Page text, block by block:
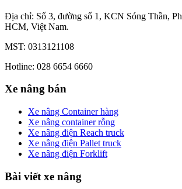
Địa chỉ: Số 3, đường số 1, KCN Sóng Thần,
HCM, Việt Nam.
MST: 0313121108
Hotline: 028 6654 6660
Xe nâng bán
Xe nâng Container hàng
Xe nâng container rỗng
Xe nâng điện Reach truck
Xe nâng điện Pallet truck
Xe nâng điện Forklift
Bài viết xe nâng